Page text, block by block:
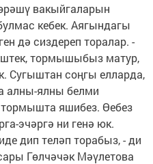
вакыйгаларын
кебек. Аягындагы
дә сиздереп торалар. -
тормышыбыз матур,
Сугыштан соңгы елларда,
алны-ялны белми
яшибез. Өебез
эчәргә ни генә юк.
дип теләп торабыз, - ди
Гөлчәчәк Мәүлетова